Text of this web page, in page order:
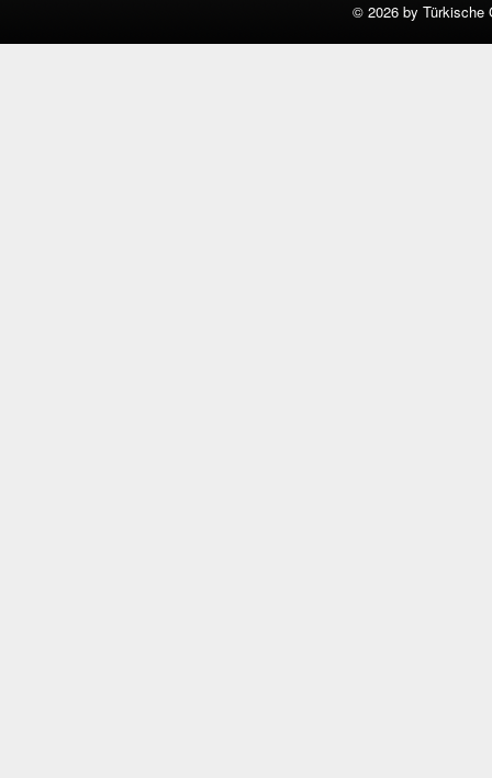
© 2026 by Türkische